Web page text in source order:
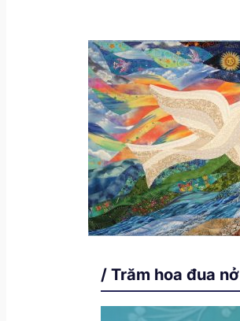
/ Trăm hoa đua nở